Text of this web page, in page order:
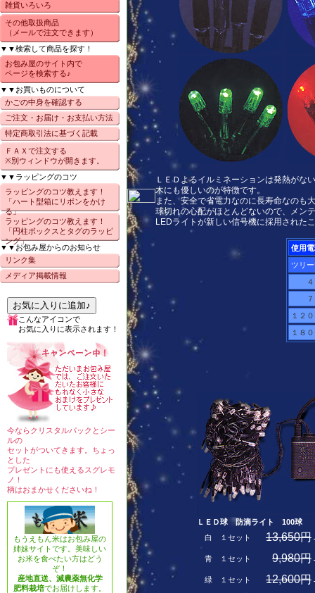
雑貨いろいろ
その他取扱商品
（メールで注文できます）
▼▼検索して商品を探す！
お包み屋のサイト内で
ページを検索する♪
▼▼お買いものについて
かごの中身を確認する
ご注文・お届け・お支払い方法
特定商取引法に基づく記載
ＦＡＸで注文する
※別ウィンドウが開きます。
▼▼ラッピングのコツ
ラッピングのコツ教えます！
「ハート型箱にリボンをかけ
る」
ラッピングのコツ教えます！
「円柱ボックスとタグのラッピ
ング」
▼▼お包み屋からのお知らせ
リンク集
メディア掲載情報
お気に入りに追加♪
こんなアイコンで
お気に入りに表示されます！
今ならクリスタルパックとシー
ルの
セットがついてきます。ちょっ
とした
プレゼントにも使えるスグレモ
ノ！
柄はおまかせくださいね！
もうえもん米はお包み屋の
姉妹サイトです。美味しい
お米を食べたい方はどう
ぞ！
産地直送、減農薬無化学
肥料栽培でお届けします。
ＬＥＤよるイルミネーションは発熱がな
木にも優しいのが特徴です。
また、安全で省電力なのに長寿命なのも
球切れの心配がほとんどないので、メン
LEDライトが新しい信号機に採用された
使用
ツリ
１２
１８
ＬＥＤ球 防滴ライト 100球
白 １セット
13,650円
青 １セット 9,980円
緑 １セット 12,600円